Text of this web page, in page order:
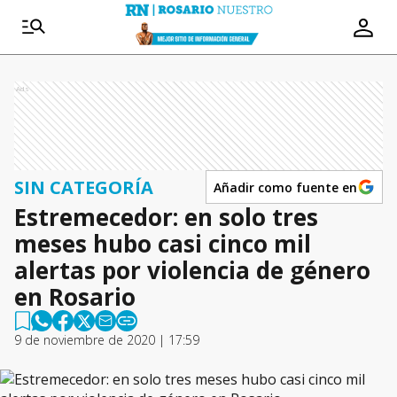
Ads
SIN CATEGORÍA Añadir como fuente en
Estremecedor: en solo tres
meses hubo casi cinco mil
alertas por violencia de género
en Rosario
9 de noviembre de 2020 | 17:59